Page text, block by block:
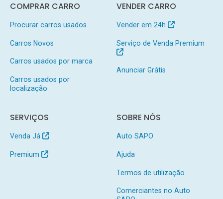
COMPRAR CARRO
Procurar carros usados
Carros Novos
Carros usados por marca
Carros usados por
localização
VENDER CARRO
Vender em 24h
Serviço de Venda Premium
Anunciar Grátis
SERVIÇOS
Venda Já
Premium
SOBRE NÓS
Auto SAPO
Ajuda
Termos de utilização
Comerciantes no Auto